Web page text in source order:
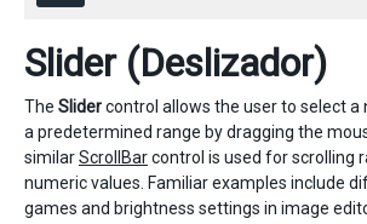
Slider (Deslizador)
The Slidercontrol allows the user to select
a predetermined range by dragging the
similarScrollBarcontrol is used for scrolling
numeric values. Familiar examples include
games and brightness settings in image